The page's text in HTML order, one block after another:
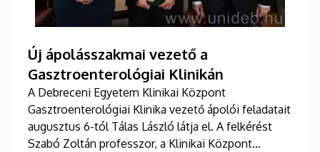
Új ápolásszakmai vezető a
Gasztroenterológiai Klinikán
A Debreceni Egyetem Klinikai Központ
Gasztroenterológiai Klinika vezető ápolói feladatait
augusztus 6-tól Tálas László látja el. A felkérést
Szabó Zoltán professzor, a Klinikai Központ